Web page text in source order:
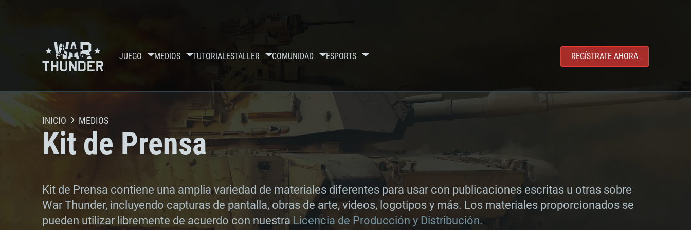
JUEGO MEDIOS TUTORIALESTALLER COMUNIDAD ESPORTS REGÍSTRATE AHORA
INICIO MEDIOS
Kit de Prensa
Kit de Prensa contiene una amplia variedad de materiales diferentes para usar con publicaciones escritas u otras sobre
War Thunder, incluyendo capturas de pantalla, obras de arte, videos, logotipos y más. Los materiales proporcionados se
pueden utilizar libremente de acuerdo con nuestra Licencia de Producción y Distribución.